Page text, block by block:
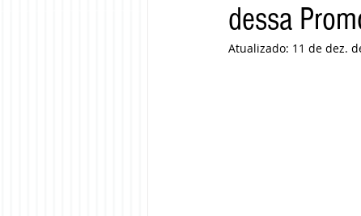
dessa
Atualizado: 11 de dez.